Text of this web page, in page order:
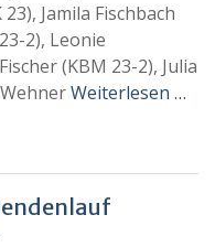
Jamila Fischbach
2), Leonie
(KBM 23-2), Julia
Weiterlesen …